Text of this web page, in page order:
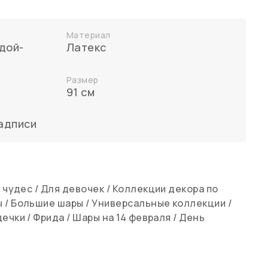
Материал
Латекс
Размер
91 см
чудес / Для девочек / Коллекции декора по
/ Большие шары /Универсальные коллекции /
/ Фрида / Шары на 14 февраля / День